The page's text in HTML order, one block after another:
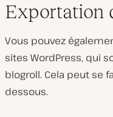
Exportation
Vous pouvez
sites WordPress, qui
blogroll. Cela peut se
dessous.